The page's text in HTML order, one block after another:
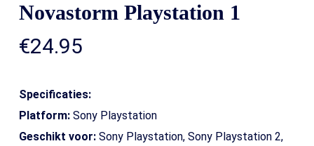
Novastorm Playstation 1
€24.95
Specificaties:
Platform:Sony Playstation
Geschikt voor:Sony Playstation, Sony Playstation 2,